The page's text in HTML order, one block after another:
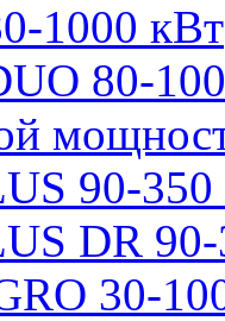
1000 кВт
80-
90-350
DR
30-